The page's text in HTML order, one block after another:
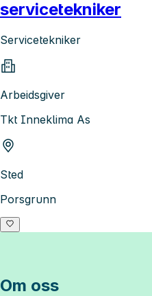
servicetekniker
Servicetekniker
Arbeidsgiver
Tkt Inneklima As
Sted
Porsgrunn
Om oss